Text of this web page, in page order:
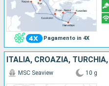
Pagamento in 4X
ITALIA, CROAZIA, TURCHIA,
MSC Seaview 10 g